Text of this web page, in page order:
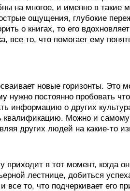
на многое, и именно в такие
ощущения, глубокие
о книгах, то его
все то, что помогает ему
новые горизонты. Это
нужно постоянно пробовать
информацию о других
квалификацию. Можно и
других людей на какие-то
в тот момент, когда
лестнице, добиться
все то, что подчеркивает его